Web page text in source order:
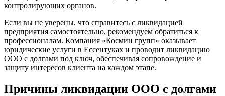
контролирующих органов.
Если вы не уверены, что справитесь с ликвидацией
предприятия самостоятельно, рекомендуем обратиться к
профессионалам. Компания «Космин групп» оказывает
юридические услуги в Ессентуках и проводит ликвидацию
ООО с долгами под ключ, обеспечивая сопровождение и
защиту интересов клиента на каждом этапе.
Причины ликвидации ООО с долгами